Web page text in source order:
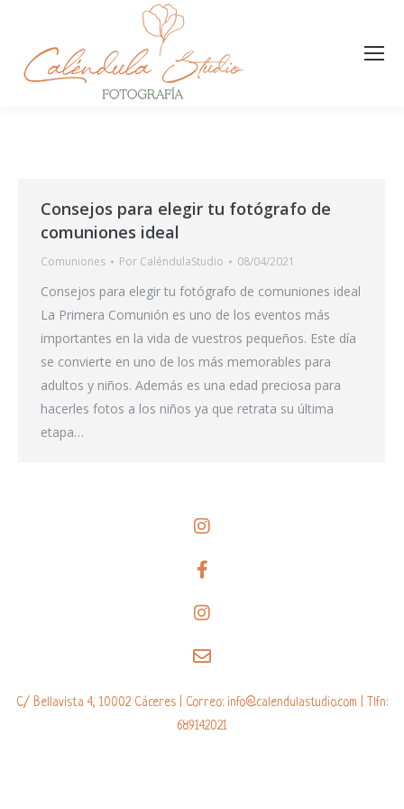
Consejos para elegir tu fotógrafo de
comuniones ideal
Comuniones Por CaléndulaStudio 08/04/2021
Consejos para elegir tu fotógrafo de comuniones ideal
La Primera Comunión es uno de los eventos más
importantes en la vida de vuestros pequeños. Este día
se convierte en uno de los más memorables para
adultos y niños. Además es una edad preciosa para
hacerles fotos a los niños ya que retrata su última
etapa…
C/ Bellavista 4, 10002 Cáceres | Correo: info@calendulastudio.com | Tlfn:
689142021